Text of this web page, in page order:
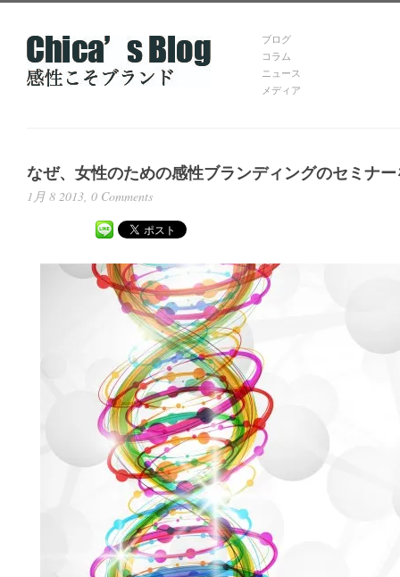
ブログ
コラム
ニュース
メディア
なぜ、女性のための感性ブランディングのセミナ
1月 8 2013, 0 Comments